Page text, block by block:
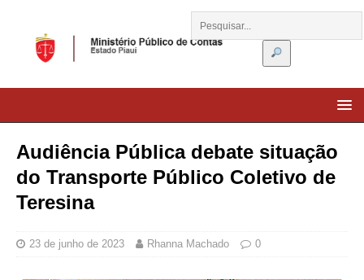
Audiência Pública debate situação
do Transporte Público Coletivo de
Teresina
23 de junho de 2023 Rhanna Machado 0